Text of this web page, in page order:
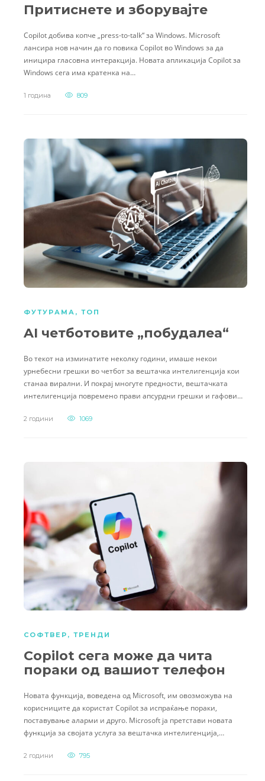
Притиснете и зборувајте
Copilot добива копче „press-to-talk“ за Windows. Microsoft
лансира нов начин да го повика Copilot во Windows за да
иницира гласовна интеракција. Новата апликација Copilot за
Windows сега има кратенка на…
1 година 809
ФУТУРАМА , ТОП
AI четботовите „побудалеа“
Во текот на изминатите неколку години, имаше некои
урнебесни грешки во четбот за вештачка интелигенција кои
станаа вирални. И покрај многуте предности, вештачката
интелигенција повремено прави апсурдни грешки и гафови…
2 години 1069
СОФТВЕР , ТРЕНДИ
Copilot сега може да чита
пораки од вашиот телефон
Новата функција, воведена од Microsoft, им овозможува на
корисниците да користат Copilot за испраќање пораки,
поставување аларми и друго. Microsoft ја претстави новата
функција за својата услуга за вештачка интелигенција,…
2 години 795